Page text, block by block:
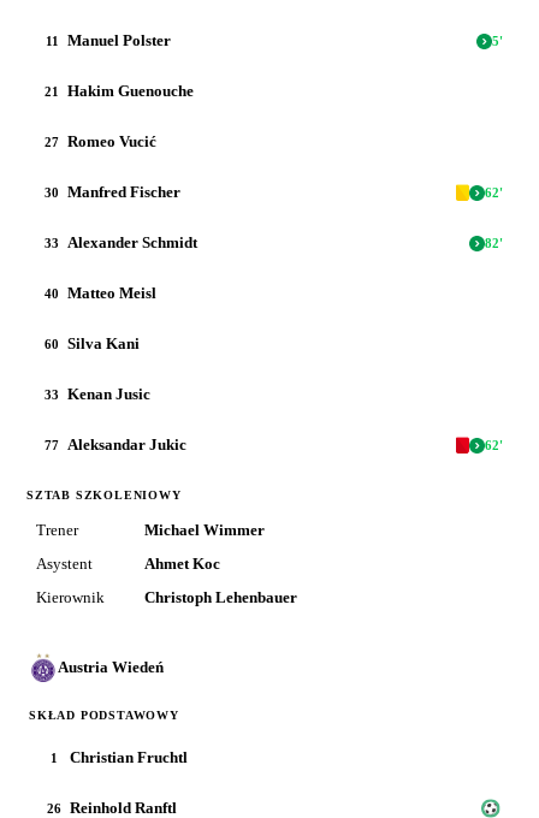
11 Manuel Polster 5'
21 Hakim Guenouche
27 Romeo Vucić
30 Manfred Fischer 62'
33 Alexander Schmidt 82'
40 Matteo Meisl
60 Silva Kani
33 Kenan Jusic
77 Aleksandar Jukic 62'
SZTAB SZKOLENIOWY
Trener
Michael Wimmer
Asystent
Ahmet Koc
Kierownik
Christoph Lehenbauer
Austria Wiedeń
SKŁAD PODSTAWOWY
1 Christian Fruchtl
26 Reinhold Ranftl